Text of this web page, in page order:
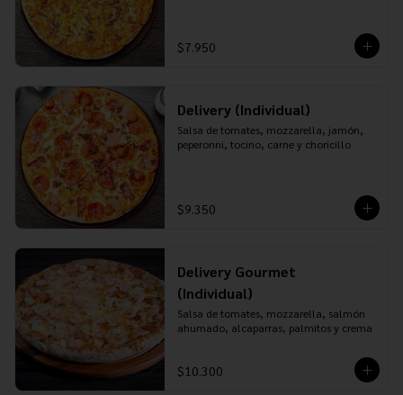
$7.950
Delivery (Individual)
Salsa de tomates, mozzarella, jamón,
peperonni, tocino, carne y choricillo
$9.350
Delivery Gourmet
(Individual)
Salsa de tomates, mozzarella, salmón
ahumado, alcaparras, palmitos y crema
$10.300